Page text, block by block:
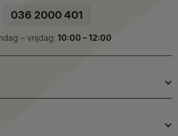
036 2000 401
– vrijdag: 10:00 – 12:00